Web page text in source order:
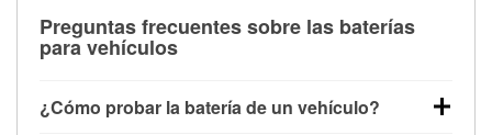
Preguntas frecuentes sobre las baterías
para vehículos
¿Cómo probar la batería de un vehículo?